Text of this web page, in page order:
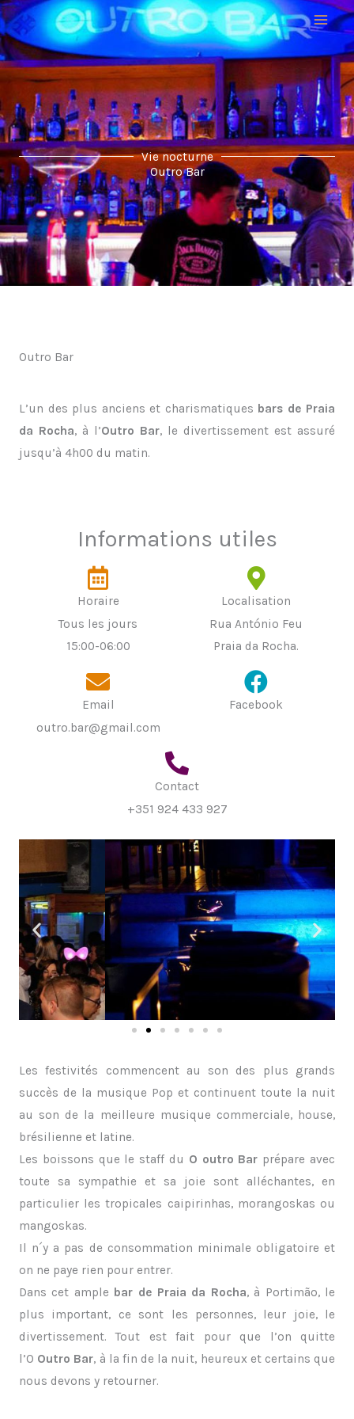
Aller
au
contenu
Vie nocturne
Outro Bar
Outro Bar
L’un des plus anciens et charismatiques bars de Praia
da Rocha, à l’Outro Bar, le divertissement est assuré
jusqu’à 4h00 du matin.
Informations utiles
Horaire
Tous les jours
15:00-06:00
Localisation
Rua António Feu
Praia da Rocha.
Email
outro.bar@gmail.com
Facebook
Contact
+351 924 433 927
Les festivités commencent au son des plus grands
succès de la musique Pop et continuent toute la nuit
au son de la meilleure musique commerciale, house,
brésilienne et latine.
Les boissons que le staff du O outro Bar prépare avec
toute sa sympathie et sa joie sont alléchantes, en
particulier les tropicales caipirinhas, morangoskas ou
mangoskas.
Il n´y a pas de consommation minimale obligatoire et
on ne paye rien pour entrer.
Dans cet ample bar de Praia da Rocha, à Portimão, le
plus important, ce sont les personnes, leur joie, le
divertissement. Tout est fait pour que l’on quitte
l’O Outro Bar, à la fin de la nuit, heureux et certains que
nous devons y retourner.